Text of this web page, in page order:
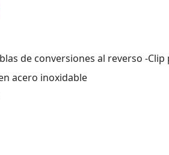
de conversiones al reverso -
acero inoxidable